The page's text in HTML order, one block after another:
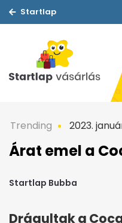
Startlap
Trending 2023.
Árat emel a
Startlap Bubba
Drágultak a